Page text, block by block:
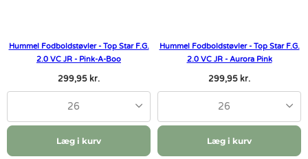
Hummel Fodboldstøvler - Top Star F.G.
2.0 VC JR - Pink-A-Boo
299,95 kr.
26
Læg i kurv
Hummel Fodboldstøvler - Top Star F.G.
2.0 VC JR - Aurora Pink
299,95 kr.
26
Læg i kurv